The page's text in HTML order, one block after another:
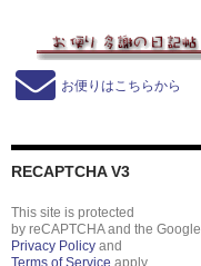
お便りはこちらから
RECAPTCHA V3
This site is protected
by reCAPTCHA and the Google
Privacy Policy and